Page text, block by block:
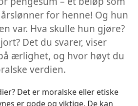
for henne! Og hun
var. Hva skulle hun gjøre?
Det du svarer, viser
ærlighet, og hvor høyt du
verdien.
Det er moralske eller etiske
er gode og viktige. De kan